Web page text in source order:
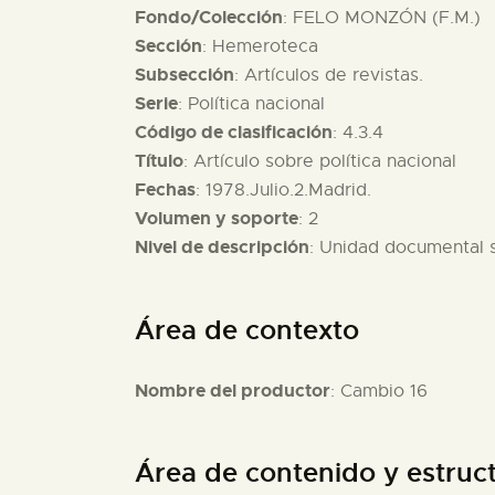
Fondo/Colección: FELO MONZÓN (F.M.)
Sección: Hemeroteca
Subsección: Artículos de revistas.
Serie: Política nacional
Código de clasificación: 4.3.4
Título: Artículo sobre política nacional
Fechas: 1978.Julio.2.Madrid.
Volumen y soporte: 2
Nivel de descripción: Unidad documental
Área de contexto
Nombre del productor: Cambio 16
Área de contenido y